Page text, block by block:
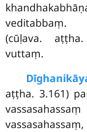
(cūḷava.
vuttaṃ.
aṭṭha. 3.161)